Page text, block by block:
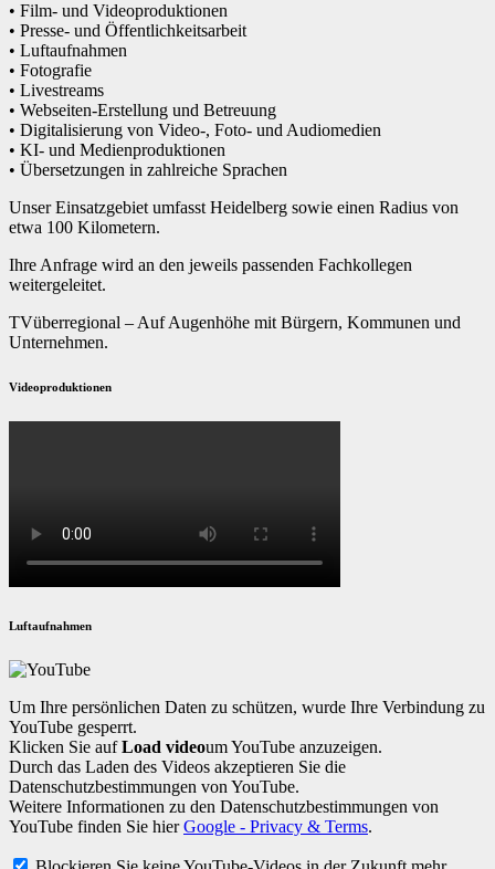
• Film- und Videoproduktionen
• Presse- und Öffentlichkeitsarbeit
• Luftaufnahmen
• Fotografie
• Livestreams
• Webseiten-Erstellung und Betreuung
• Digitalisierung von Video-, Foto- und Audiomedien
• KI- und Medienproduktionen
• Übersetzungen in zahlreiche Sprachen
Unser Einsatzgebiet umfasst Heidelberg sowie einen Radius von
etwa 100 Kilometern.
Ihre Anfrage wird an den jeweils passenden Fachkollegen
weitergeleitet.
TVüberregional – Auf Augenhöhe mit Bürgern, Kommunen und
Unternehmen.
Videoproduktionen
Luftaufnahmen
Um Ihre persönlichen Daten zu schützen, wurde Ihre Verbindung zu
YouTube gesperrt.
Klicken Sie aufLoad videoum YouTube anzuzeigen.
Durch das Laden des Videos akzeptieren Sie die
Datenschutzbestimmungen von YouTube.
Weitere Informationen zu den Datenschutzbestimmungen von
YouTube finden Sie hierGoogle - Privacy & Terms.